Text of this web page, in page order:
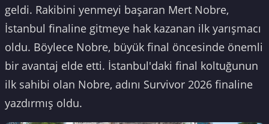
geldi. Rakibini yenmeyi başaran Mert Nobre,
İstanbul finaline gitmeye hak kazanan ilk yarışmacı
oldu. Böylece Nobre, büyük final öncesinde önemli
bir avantaj elde etti. İstanbul'daki final koltuğunun
ilk sahibi olan Nobre, adını Survivor 2026 finaline
yazdırmış oldu.